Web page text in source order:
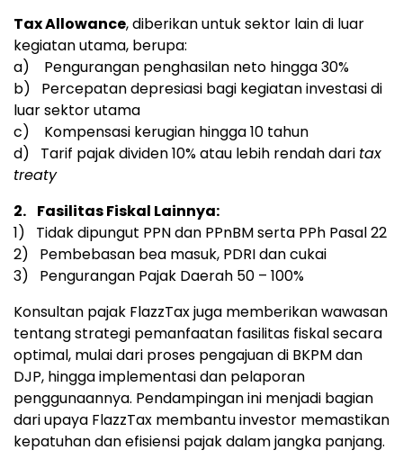
Tax Allowance, diberikan untuk sektor lain di luar
kegiatan utama, berupa:
a) Pengurangan penghasilan neto hingga 30%
b) Percepatan depresiasi bagi kegiatan investasi di
luar sektor utama
c) Kompensasi kerugian hingga 10 tahun
d) Tarif pajak dividen 10% atau lebih rendah dari tax
treaty
2. Fasilitas Fiskal Lainnya:
1) Tidak dipungut PPN dan PPnBM serta PPh Pasal 22
2) Pembebasan bea masuk, PDRI dan cukai
3) Pengurangan Pajak Daerah 50 – 100%
Konsultan pajak FlazzTax juga memberikan wawasan
tentang strategi pemanfaatan fasilitas fiskal secara
optimal, mulai dari proses pengajuan di BKPM dan
DJP, hingga implementasi dan pelaporan
penggunaannya. Pendampingan ini menjadi bagian
dari upaya FlazzTax membantu investor memastikan
kepatuhan dan efisiensi pajak dalam jangka panjang.